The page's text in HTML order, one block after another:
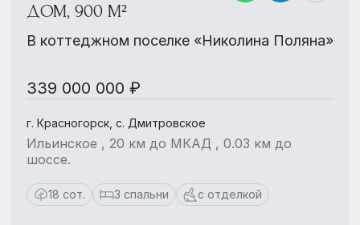
ДОМ, 900 М²
В коттеджном поселке «Николина Поляна»
339 000 000 ₽
г. Красногорск, с. Дмитровское
Ильинское , 20 км до МКАД , 0.03 км до
шоссе.
18 сот. 3 спальни с отделкой